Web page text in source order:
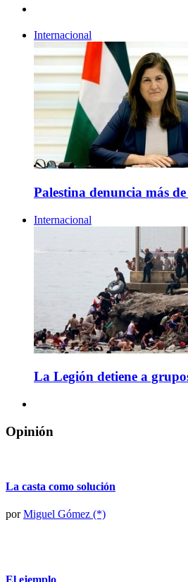
Internacional
Palestina denuncia más
Internacional
La Legión detiene a
Opinión
La casta como solución
porMiguel Gómez (*)